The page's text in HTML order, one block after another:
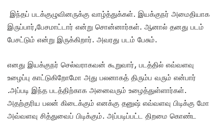
இந்தப் படக்குழுவினருக்கு வாழ்த்துக்கள். இயக்குநர் அமைதியாக
இருப்பார்,பேசமாட்டார் என்று சொன்னார்கள். ஆனால் தனது படம்
பேசட்டும் என்று இருக்கிறார். அவரது படம் பேசும்.
எனது இயக்குநர் செல்வராகவன் கூறுவார், படத்தில் எவ்வளவு
உழைப்பு காட்டுகிறோமோ அது பலனாகத் திரும்ப வரும் என்பார்
.அப்படி இந்த படத்திற்காக அனைவரும் உழைத்துள்ளார்கள்.
அதற்குரிய பலன் கிடைக்கும் எனக்கு தனுஷ் எவ்வளவு பிடிக்கு மோ
அவ்வளவு சித்துவைப் பிடிக்கும். அப்படிப்பட்ட திறமை கொண்ட